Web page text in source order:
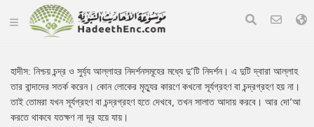
হাদীস:নিশ্চয় চন্দ্র ও সুর্য্য আল্লাহর নিদর্শনসমূহের মধ্যে দু’টি নিদর্শন। এ দুটি দ্বারা আল্লাহ
তার বান্দাদের সতর্ক করেন। কোন লোকের মৃত্যুর কারণে কখনো সূর্যগ্রহণ বা চন্দ্রগ্রহণ হয় না।
তাই তোমরা যখন সূর্যগ্রহণ বা চন্দ্রগ্রহণ হতে দেখবে, তখন সালাত আদায় করবে। আর দো‘আ
করতে থাকবে যতক্ষণ না দূর হয়ে যায়।